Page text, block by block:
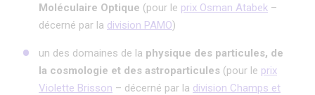
Moléculaire Optique (pour le prix Osman Atabek –
décerné par la division PAMO)
un des domaines de la physique des particules, de
la cosmologie et des astroparticules (pour le prix
Violette Brisson – décerné par la division Champs et